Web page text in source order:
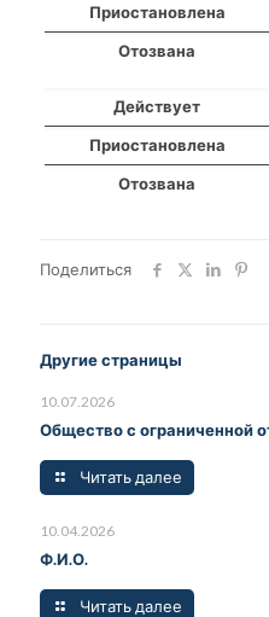
Приостановлена
Отозвана
Действует
Приостановлена
Отозвана
Поделиться
Другие страницы
10.07.2026
Общество с ограниченной
Читать далее
10.04.2026
Ф.И.О.
Читать далее